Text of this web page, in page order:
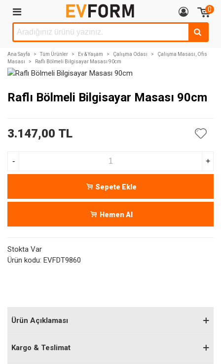
0
Ana Sayfa > Tüm Ürünler > Ev & Yaşam > Çalışma Odası >
Çalışma Masası, Ofis
Masası
> Raflı Bölmeli Bilgisayar Masası 90cm
Raflı Bölmeli Bilgisayar Masası 90cm
3.147,00 TL
- +
Sepete Ekle
Hemen Al
Stokta Var
Ürün kodu: EVFDT9860
Ürün Açıklaması
Kargo & Teslimat